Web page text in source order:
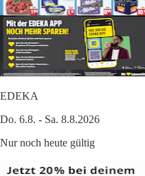
EDEKA
Do. 6.8. - Sa. 8.8.2026
Nur noch heute gültig